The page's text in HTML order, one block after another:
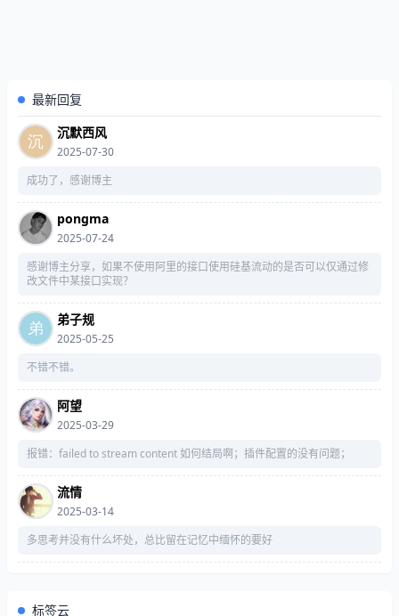
最新回复
沉默西风
2025-07-30
成功了，感谢博主
pongma
2025-07-24
感谢博主分享，如果不使用阿里的接口使用硅基流动的是否可以仅通过修
改文件中某接口实现？
弟子规
2025-05-25
不错不错。
阿望
2025-03-29
报错：failed to stream content 如何结局啊；插件配置的没有问题；
流情
2025-03-14
多思考并没有什么坏处，总比留在记忆中缅怀的要好
标签云